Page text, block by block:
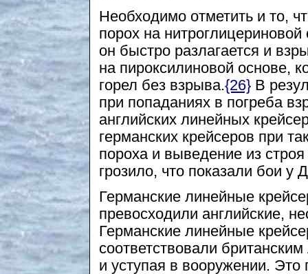
Необходимо отметить и то,
порох на
он быстро разлагается и
на пироксилиновой основе,
горел без взрыва.{26} В
при попаданиях в погреба
английских линейных
германских крейсеров при
пороха и выведение из
грозило, что показали бои у
Германские линейные
превосходили английские,
Германские линейные
соответствовали
и уступая в вооружении.